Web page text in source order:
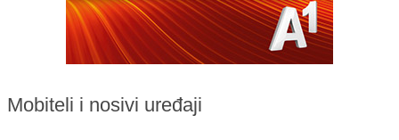
Mobiteli i nosivi uređaji